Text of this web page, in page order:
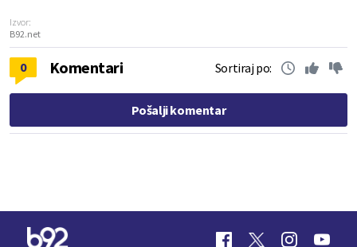
Izvor:
B92.net
0 Komentari Sortiraj po:
Pošalji komentar